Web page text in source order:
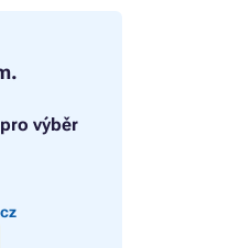
výběr